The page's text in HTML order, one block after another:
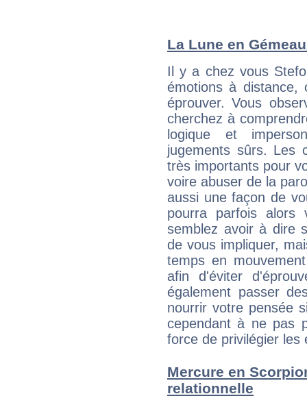
La Lune en
Il y a chez vous
émotions à
éprouver. Vous
cherchez à
logique et
jugements sûrs. Les
très importants pour
voire abuser de la
aussi une façon de
pourra parfois alors
semblez avoir à dire
de vous impliquer,
temps en
afin d'éviter
également passer
nourrir votre pensée
cependant à ne pas
force de privilégier les
Mercure en
relationnelle